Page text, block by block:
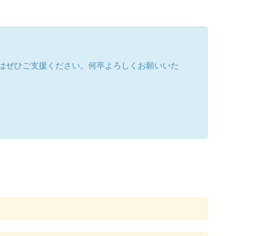
ひご支援ください。何卒よろしくお願いいた